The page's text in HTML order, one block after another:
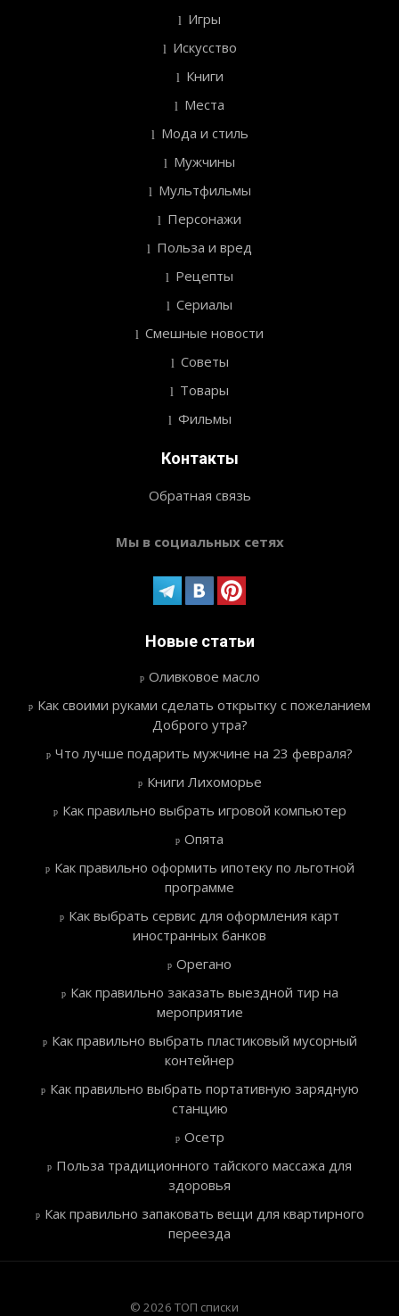
Игры
Искусство
Книги
Места
Мода и стиль
Мужчины
Мультфильмы
Персонажи
Польза и вред
Рецепты
Сериалы
Смешные новости
Советы
Товары
Фильмы
Контакты
Обратная связь
Мы в социальных сетях
Новые статьи
Оливковое масло
Как своими руками сделать открытку с пожеланием
Доброго утра?
Что лучше подарить мужчине на 23 февраля?
Книги Лихоморье
Как правильно выбрать игровой компьютер
Опята
Как правильно оформить ипотеку по льготной
программе
Как выбрать сервис для оформления карт
иностранных банков
Орегано
Как правильно заказать выездной тир на
мероприятие
Как правильно выбрать пластиковый мусорный
контейнер
Как правильно выбрать портативную зарядную
станцию
Осетр
Польза традиционного тайского массажа для
здоровья
Как правильно запаковать вещи для квартирного
переезда
© 2026 ТОП списки